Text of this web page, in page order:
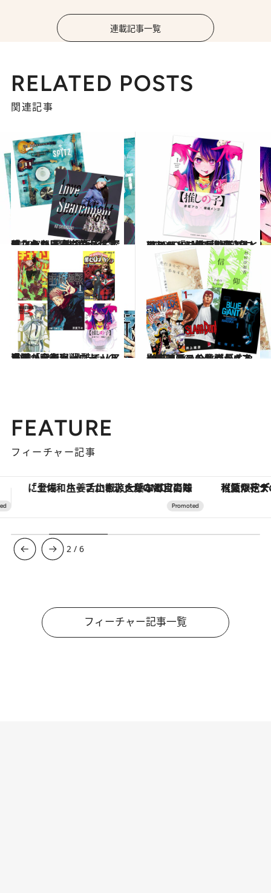
連載記事一覧
RELATED POSTS
関連記事
2023.7.5
あなたはいくつ気が付きましたか？ 劇場版『名探偵コナン 黒鉄の魚影』に 隠された灰原哀のセルフオマージュ
カルチャー 2023.6.28
アニメ『【推しの子】』のヒットに繋がったプロモーションの巧妙さとYOASOBIとの相乗効果とは
カルチャー
2021.1.29
鬼滅、呪術廻戦… ヒット漫画から考察 過酷でリアルな「令和ヒーロー」の系譜
カルチャー 2023.5.20
いま映画の分数が長くなっている…？タイムパフォーマンスの意識がエンターテイメントに与える影響とは
カルチャー
FEATURE
フィーチャー記事
【夏限定ディナーコース】旬を迎える稚鮎や花ズッキーニなどをイタリア・トスカーナの郷土料理の手法で満喫！ ヴァシュロン・コンスタンタ
3 /6
フィーチャー記事一覧